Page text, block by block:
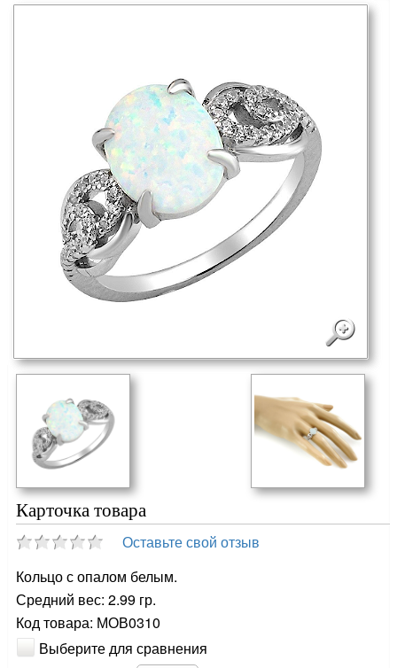
Карточка товара
Оставьте свой отзыв
Кольцо с опалом белым.
Средний вес: 2.99 гр.
Код товара: МОВ0310
Выберите для сравнения